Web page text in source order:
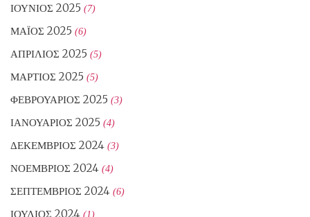
ΙΟΎΝΙΟΣ 2025 (7)
ΜΆΙΟΣ 2025 (6)
ΑΠΡΊΛΙΟΣ 2025 (5)
ΜΆΡΤΙΟΣ 2025 (5)
ΦΕΒΡΟΥΆΡΙΟΣ 2025 (3)
ΙΑΝΟΥΆΡΙΟΣ 2025 (4)
ΔΕΚΈΜΒΡΙΟΣ 2024 (3)
ΝΟΈΜΒΡΙΟΣ 2024 (4)
ΣΕΠΤΈΜΒΡΙΟΣ 2024 (6)
ΙΟΎΛΙΟΣ 2024 (1)